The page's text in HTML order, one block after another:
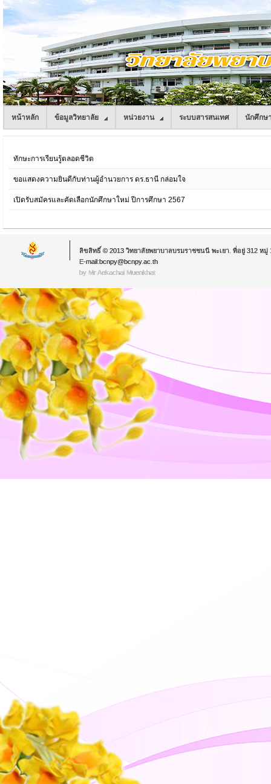
หน้าหลัก ข้อมูลวิทยาลัย หน่วยงาน ระบบสารสนเทศ นักศึกษ
ทักษะการเรียนรู้ตลอดชีวิต
ขอแสดงความยินดีกับท่านผู้อำนวยการ ดร.ธานี กล่อมใจ
เปิดรับสมัครและคัดเลือกนักศึกษาใหม่ ปีการศึกษา 2567
ลิขสิทธิ์ © 2013 วิทยาลัยพยาบาลบรมราชชนนี พะเยา. ที่อยู่ 312 หมู่
E-mail:bcnpy@bcnpy.ac.th
by Mr.Aekachai Muenkhat